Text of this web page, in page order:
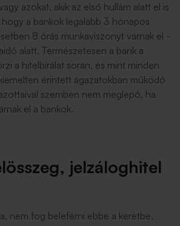
azokat, akik az első hullám alatt el is
a bankok legalább 3 hónapos
8 órás munkaviszonyt várnak el -
alatt. Természetesen a bank a
a hitelbírálat során, és mint minden
érintett ágazatokban működő
szemben nem meglepő, ha
el a bankok.
jelzáloghitel
nem fog beleférni ebbe a keretbe,